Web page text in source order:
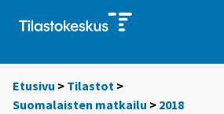
Etusivu > Tilastot >
Suomalaisten matkailu > 2018